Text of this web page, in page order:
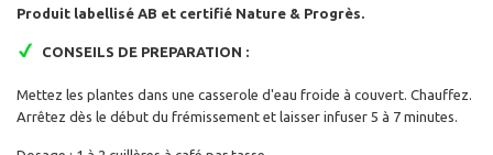
Produit labellisé AB et certifié Nature & Progrès.
CONSEILS DE PREPARATION :
Mettez les plantes dans une casserole d'eau froide à couvert. Chauffez.
Arrêtez dès le début du frémissement et laisser infuser 5 à 7 minutes.